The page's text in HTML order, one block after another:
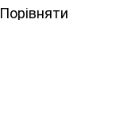
Порівняти